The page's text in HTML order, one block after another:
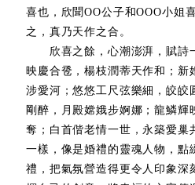
喜也，欣聞OO公子和OOO小姐
之，真乃天作之合。
欣喜之餘，心潮澎湃，賦詩
映慶合卺，楊枝潤蒂天作和；新
涉愛河；悠悠工尺弦樂細，皎皎
剛醉，月殿嫦娥步婀娜；龍鱗輝
奪；白首偕老情一世，永築愛巢
一樣，像是婚禮的靈魂人物，點
禮，把氣氛營造得更令人印象深